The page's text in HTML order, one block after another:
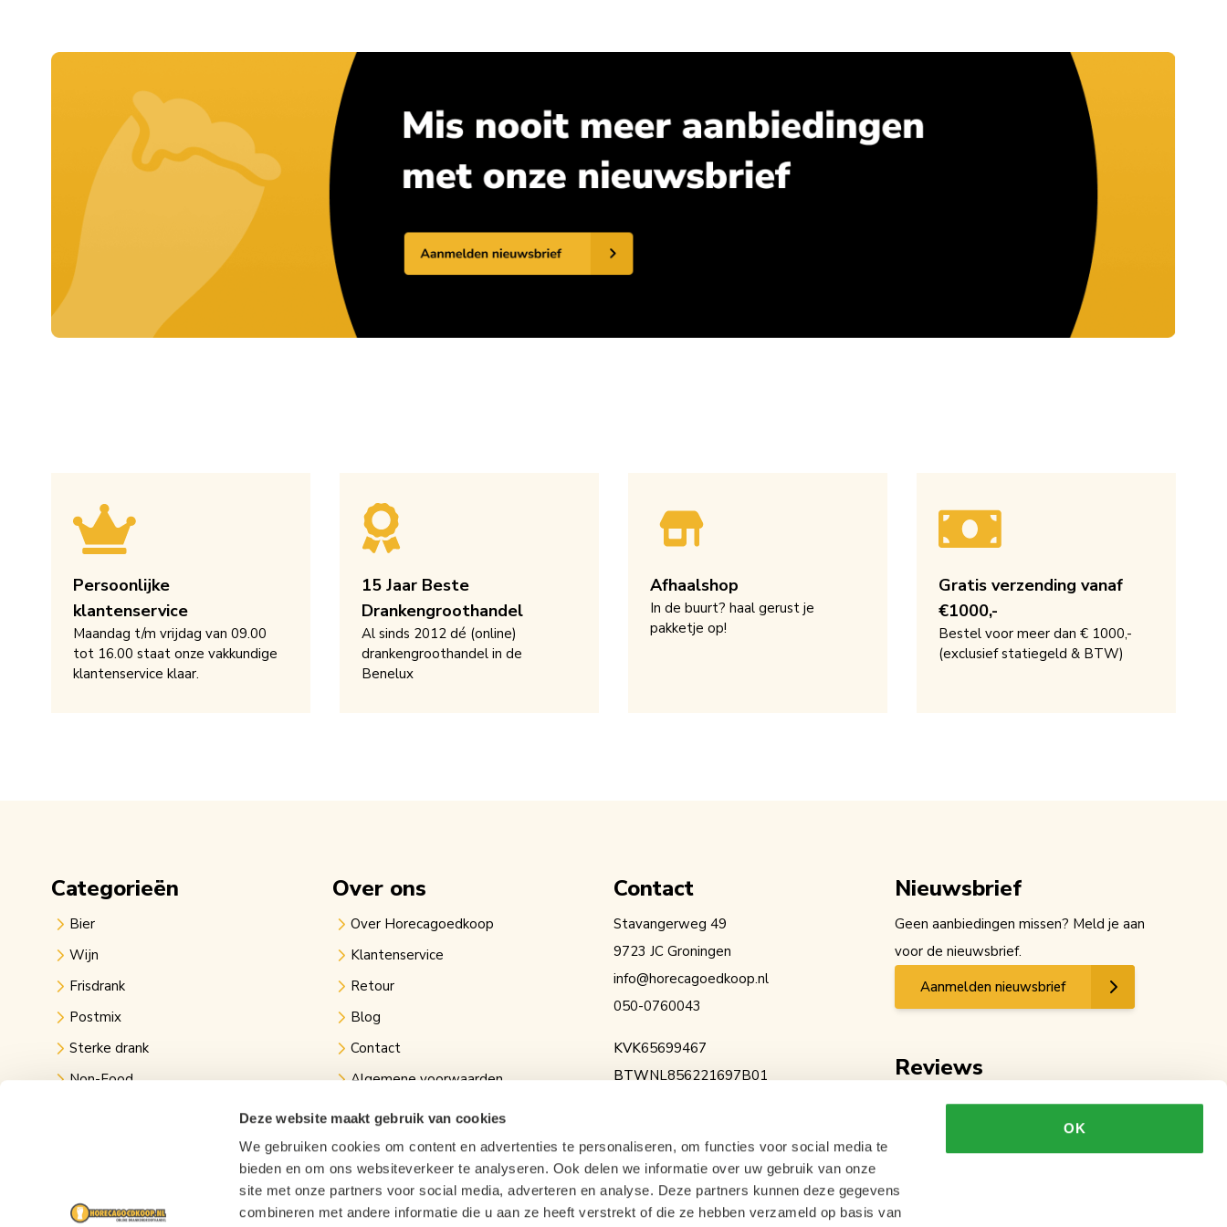
Deze website maakt gebruik van cookies
We gebruiken cookies om content en advertenties te personaliseren, om functies voor social media te
bieden en om ons websiteverkeer te analyseren. Ook delen we informatie over uw gebruik van onze
site met onze partners voor social media, adverteren en analyse. Deze partners kunnen deze gegevens
combineren met andere informatie die u aan ze heeft verstrekt of die ze hebben verzameld op basis van
OK
1x € 18,60
€ 17,60
€ 16,95
Persoonlijke
klantenservice
Maandag t/m vrijdag van 09.00
tot 16.00 staat onze vakkundige
klantenservice klaar.
15 Jaar Beste
Drankengroothandel
Al sinds 2012 dé (online)
drankengroothandel in de
Benelux
Afhaalshop
In de buurt? haal gerust je
pakketje op!
Gratis verzending vanaf
€1000,-
Bestel voor meer dan € 1000,-
(exclusief statiegeld & BTW)
Categorieën
Bier
Wijn
Frisdrank
Postmix
Sterke drank
Non-Food
Over ons
Over Horecagoedkoop
Klantenservice
Retour
Blog
Contact
Algemene voorwaarden
Privacy verklaring
Links
Contact
Stavangerweg 49
9723 JC Groningen
info@horecagoedkoop.nl
050-0760043
KVK65699467
BTWNL856221697B01
Nieuwsbrief
Geen aanbiedingen missen? Meld je aan
voor de nieuwsbrief.
Aanmelden nieuwsbrief
Reviews